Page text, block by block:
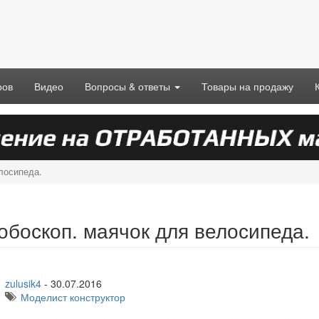
Видео Вопросы & ответы Товары на продажу
маячок для велосипеда.
zulusik4- 30.07.2016
Моделист конструктор